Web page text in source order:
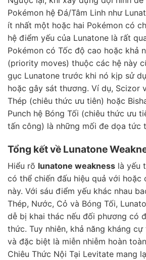
Pokémon hệ Đá/Tâm Linh như
ít nhất một hoặc hai Pokémon có
hệ điểm yếu của Lunatone là rất
Pokémon có Tốc độ cao hoặc khả
(priority moves) thuộc các hệ này
gục Lunatone trước khi nó kịp sử
hoặc gây sát thương. Ví dụ, Scizor
Thép (chiêu thức ưu tiên) hoặc
Punch hệ Bóng Tối (chiêu thức ưu
tấn công) là những mối đe dọa tức
Tổng kết về Lunatone
Hiểu rõ lunatone weakness là yếu
có thể chiến đấu hiệu quả với hoặc
này. Với sáu điểm yếu khác nhau
Thép, Nước, Cỏ và Bóng Tối,
dễ bị khai thác nếu đối phương có
thức. Tuy nhiên, khả năng kháng
và đặc biệt là miễn nhiễm hoàn
Chiêu Thức Nội Tại Levitate mang